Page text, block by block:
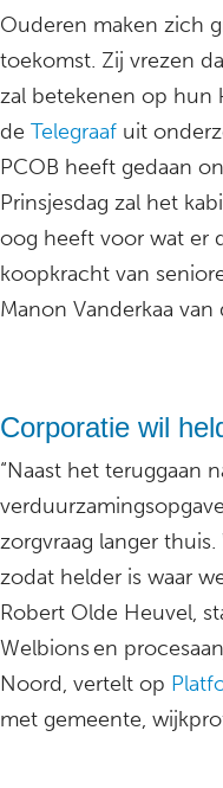
Ouderen maken zich
toekomst. Zij vrezen
zal betekenen op hun
de Telegraaf uit
PCOB heeft gedaan
Prinsjesdag zal het
oog heeft voor wat er
koopkracht van
Manon Vanderkaa van
Corporatie wil
“Naast het teruggaan
zorgvraag langer
zodat helder is waar
Robert Olde Heuvel,
Welbions en
Noord, vertelt op
met gemeente,